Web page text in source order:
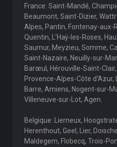
France: Saint-Mandé,
Beaumont, Saint-Dizier,
Alpes, Pantin, Fontenay-aux-
Quentin, L'Haÿ-les-Roses,
Saumur, Meyzieu, Somme,
Saint-Nazaire, Neuilly-sur-
Barœul, Hérouville-Saint-
Provence-Alpes-Côte d'Azur,
Barre, Amiens, Nogent-sur-
Villeneuve-sur-Lot, Agen.
Belgique: Lierneux,
Herenthout, Geel, Lier,
Maldegem, Flobecq, Trois-